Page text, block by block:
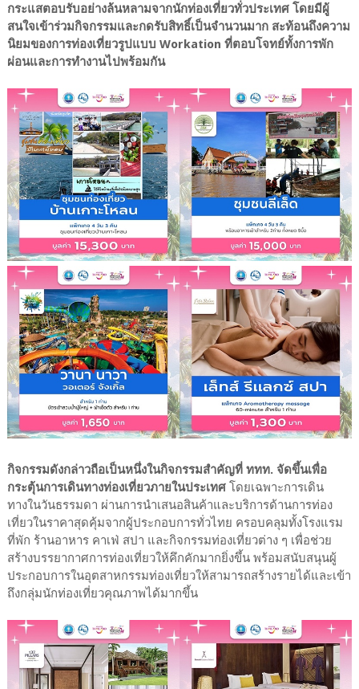
กระแสตอบรับอย่างล้นหลามจากนักท่องเที่ยวทั่วประเทศ โดยมีผู้
สนใจเข้าร่วมกิจกรรมและกดรับสิทธิ์เป็นจำนวนมาก สะท้อนถึงความ
นิยมของการท่องเที่ยวรูปแบบ Workation ที่ตอบโจทย์ทั้งการพัก
ผ่อนและการทำงานไปพร้อมกัน
กิจกรรมดังกล่าวถือเป็นหนึ่งในกิจกรรมสำคัญที่ ททท. จัดขึ้นเพื่อ
กระตุ้นการเดินทางท่องเที่ยวภายในประเทศโดยเฉพาะการเดิน
ทางในวันธรรมดา ผ่านการนำเสนอสินค้าและบริการด้านการท่อง
เที่ยวในราคาสุดคุ้มจากผู้ประกอบการทั่วไทย ครอบคลุมทั้งโรงแรม
ที่พัก ร้านอาหาร คาเฟ่ สปา และกิจกรรมท่องเที่ยวต่าง ๆ เพื่อช่วย
สร้างบรรยากาศการท่องเที่ยวให้คึกคักมากยิ่งขึ้น พร้อมสนับสนุนผู้
ประกอบการในอุตสาหกรรมท่องเที่ยวให้สามารถสร้างรายได้และเข้า
ถึงกลุ่มนักท่องเที่ยวคุณภาพได้มากขึ้น